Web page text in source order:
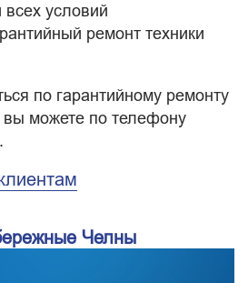
условий
ремонт техники
по гарантийному ремонту
вы можете по телефону
Челны